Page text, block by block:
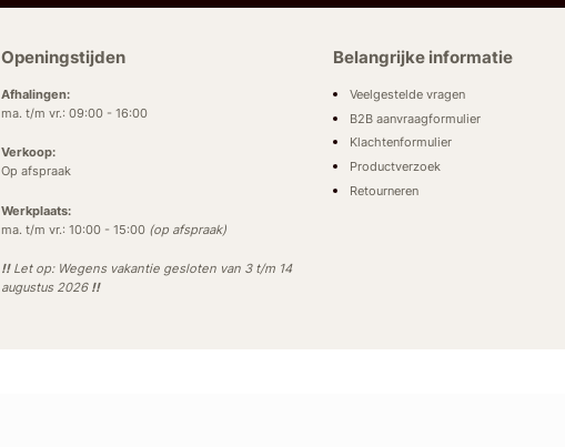
Openingstijden
Afhalingen:
ma. t/m vr.: 09:00 - 16:00
Verkoop:
Op afspraak
Werkplaats:
ma. t/m vr.: 10:00 - 15:00 (op afspraak)
!!Let op: Wegens vakantie gesloten van 3 t/m 14
augustus 2026 !!
Belangrijke informatie
Veelgestelde vragen
B2B aanvraagformulier
Klachtenformulier
Productverzoek
Retourneren